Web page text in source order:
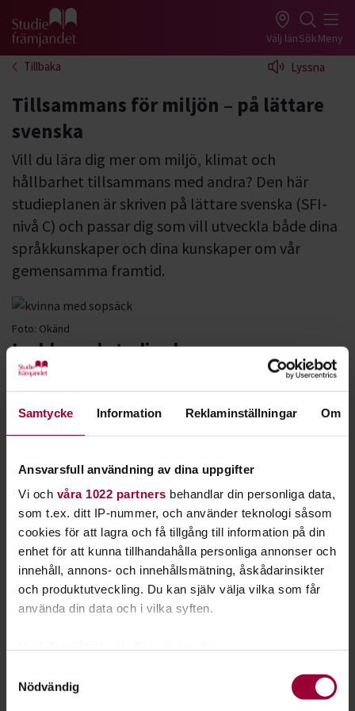
Samtycke Information Reklaminställningar Om
Ansvarsfull användning av dina uppgifter
Vi och våra 1022 partners behandlar din personliga data,
som t.ex. ditt IP-nummer, och använder teknologi såsom
cookies för att lagra och få tillgång till information på din
enhet för att kunna tillhandahålla personliga annonser och
innehåll, annons- och innehållsmätning, åskådarinsikter
och produktutveckling. Du kan själv välja vilka som får
använda din data och i vilka syften.
som kan ha en noggrannhet på upp till flera meter
Nödvändig
Gå till studiefrämjandets startsida Välj länSökMeny
Tillbaka Lyssna
Tillsammans för miljön – på lättare
svenska
Vill du lära dig mer om miljö, klimat och
hållbarhet tillsammans med andra? Den här
studieplanen är skriven på lättare svenska (SFI-
nivå C) och passar dig som vill utveckla både dina
språkkunskaper och dina kunskaper om vår
gemensamma framtid.
Foto: Okänd
Ladda ned studieplanen
Tillsammans för miljön - på lättare svenska
Hur påverkar våra val klimatet? Vad händer med maten vi
slänger? Hur fungerar återvinning, biologisk mångfald och
I studieplanen får deltagarna samtala, dela erfarenheter och
lära sig mer om miljö och klimat genom sju träffar.
Tillsammans utforskar gruppen frågor om återvinning, mat,
natur, klimatförändringar, biologisk mångfald och hållbara
Materialet är framtaget för att vara lätt att förstå och
innehåller samtalsövningar, filmer, praktiska aktiviteter och
gemenskap och folkbildning. Alla bidrar med sina